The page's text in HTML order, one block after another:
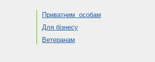
Приватним особам
Для бізнесу
Ветеранам